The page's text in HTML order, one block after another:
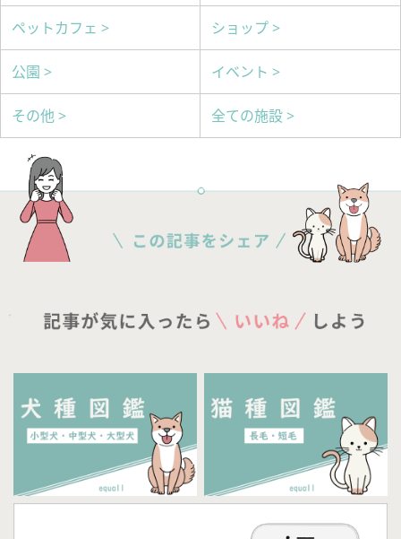
ペットカフェ > ショップ >
公園 > イベント >
その他 > 全ての施設 >